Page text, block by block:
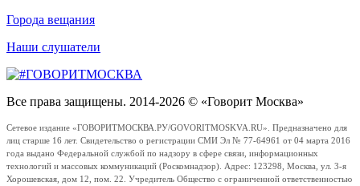
Города вещания
Наши слушатели
Все права защищены. 2014-2026 © «Говорит Москва»
Сетевое издание «ГОВОРИТМОСКВА.РУ/GOVORITMOSKVA.RU». Предназначено для
лиц старше 16 лет. Свидетельство о регистрации СМИ Эл № 77-64961 от 04 марта 2016
года выдано Федеральной службой по надзору в сфере связи, информационных
технологий и массовых коммуникаций (Роскомнадзор). Адрес: 123298, Москва, ул. 3-я
Хорошевская, дом 12, пом. 22. Учредитель Общество с ограниченной ответственностью